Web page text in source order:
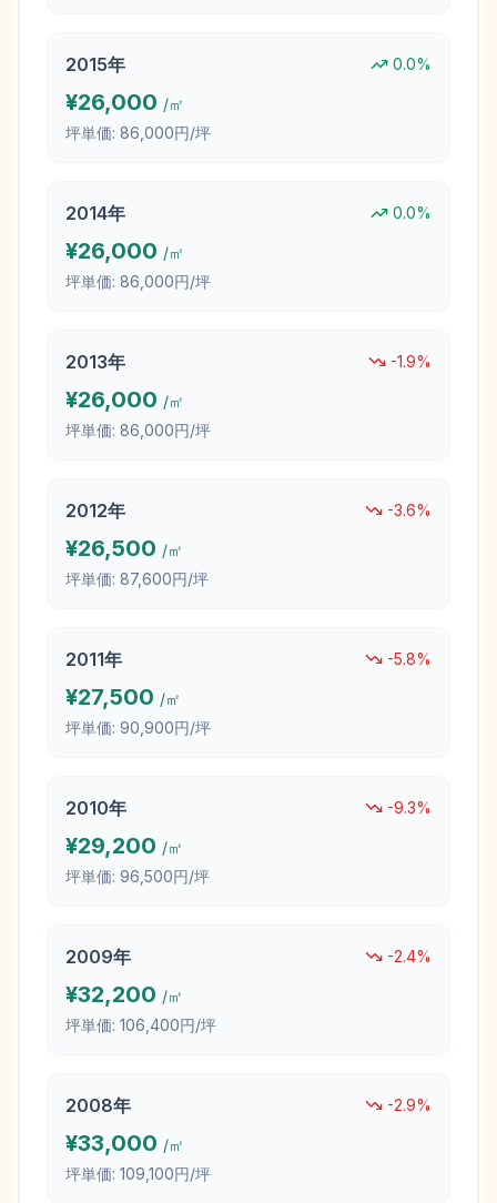
2015年 0.0%
¥26,000 /㎡
坪単価: 86,000円/坪
2014年 0.0%
¥26,000 /㎡
坪単価: 86,000円/坪
2013年 -1.9%
¥26,000 /㎡
坪単価: 86,000円/坪
2012年 -3.6%
¥26,500 /㎡
坪単価: 87,600円/坪
2011年 -5.8%
¥27,500 /㎡
坪単価: 90,900円/坪
2010年 -9.3%
¥29,200 /㎡
坪単価: 96,500円/坪
2009年 -2.4%
¥32,200 /㎡
坪単価: 106,400円/坪
2008年 -2.9%
¥33,000 /㎡
坪単価: 109,100円/坪